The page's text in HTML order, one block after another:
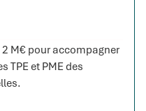
M€ pour accompagner
TPE et PME des